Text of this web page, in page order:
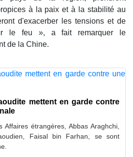
à la paix et à la stabilité au
d'exacerber les tensions et de
le feu », a fait remarquer le
de la Chine.
mettent en garde contre
Affaires étrangères, Abbas Araghchi,
Faisal bin Farhan, se sont